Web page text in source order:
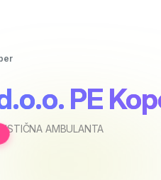
PE
AMBULANTA